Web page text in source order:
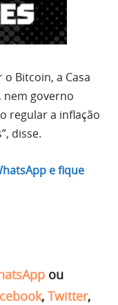
Bitcoin, a Casa
nem governo
regular a inflação
disse.
e fique
ou
, Twitter,